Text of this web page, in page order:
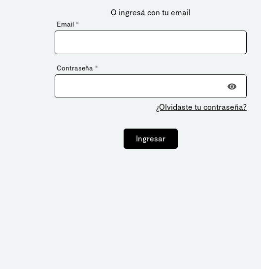
O ingresá con tu email
Email *
Contraseña *
¿Olvidaste tu contraseña?
Ingresar